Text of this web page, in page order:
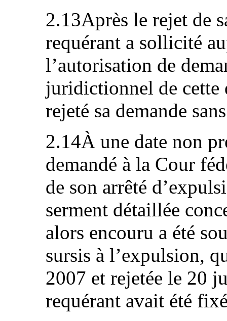
2.13Après le rejet de
requérant a sollicité
l’autorisation de
juridictionnel de cette
rejeté sa demande
2.14À une date non
demandé à la Cour
de son arrêté
serment détaillée
alors encouru a été
sursis à l’expulsion,
2007 et rejetée le 20
requérant avait été